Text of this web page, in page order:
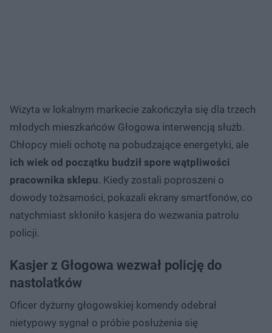
Wizyta w lokalnym markecie zakończyła się dla trzech
młodych mieszkańców Głogowa interwencją służb.
Chłopcy mieli ochotę na pobudzające energetyki, ale
ich wiek od początku budził spore wątpliwości
pracownika sklepu. Kiedy zostali poproszeni o
dowody tożsamości, pokazali ekrany smartfonów, co
natychmiast skłoniło kasjera do wezwania patrolu
policji.
Kasjer z Głogowa wezwał policję do
nastolatków
Oficer dyżurny głogowskiej komendy odebrał
nietypowy sygnał o próbie posłużenia się